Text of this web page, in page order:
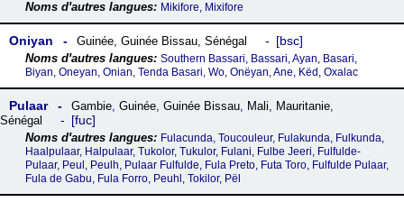
Mikifore, Mixifore
Oniyan Guinée, Guinée Bissau, Sénégal bsc
Southern Bassari, Bassari, Ayan, Basari,
Biyan, Oneyan, Onian, Tenda Basari, Wo, Onëyan, Ane, Këd, Oxalac
Pulaar Gambie, Guinée, Guinée Bissau, Mali, Mauritanie,
Sénégal
fuc
Fulacunda, Toucouleur, Fulakunda, Fulkunda,
Haalpulaar, Halpulaar, Tukolor, Tukulor, Fulani, Fulbe Jeeri, Fulfulde-
Pulaar, Peul, Peulh, Pulaar Fulfulde, Fula Preto, Futa Toro, Fulfulde Pulaar,
Fula de Gabu, Fula Forro, Peuhl, Tokilor, Pël